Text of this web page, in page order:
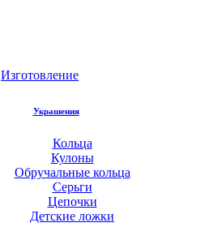
Изготовление
Украшения
Кольца
Кулоны
Обручальные кольца
Серьги
Цепочки
Детские ложки